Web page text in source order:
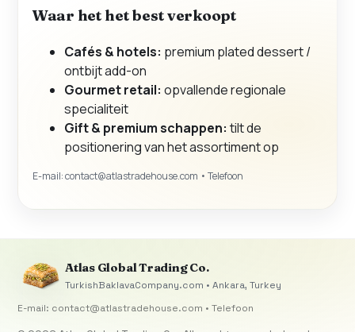
Waar het het best verkoopt
Cafés & hotels: premium plated dessert /
ontbijt add-on
Gourmet retail: opvallende regionale
specialiteit
Gift & premium schappen: tilt de
positionering van het assortiment op
E-mail:contact@atlastradehouse.com • Telefoon
Atlas Global Trading Co.
TurkishBaklavaCompany.com • Ankara, Turkey
E-mail: contact@atlastradehouse.com • Telefoon